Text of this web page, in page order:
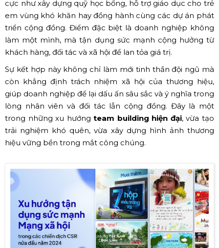
cực như xây dựng quỹ học bổng, hỗ trợ giáo dục cho trẻ
em vùng khó khăn hay đồng hành cùng các dự án phát
triển cộng đồng. Điểm đặc biệt là doanh nghiệp không
làm một mình, mà tận dụng sức mạnh cộng hưởng từ
khách hàng, đối tác và xã hội để lan tỏa giá trị.
Sự kết hợp này không chỉ làm mới tinh thần đội ngũ mà
còn khẳng định trách nhiệm xã hội của thương hiệu,
giúp doanh nghiệp để lại dấu ấn sâu sắc và ý nghĩa trong
lòng nhân viên và đối tác lẫn cộng đồng. Đây là một
trong những xu hướngteam building hiện đại, vừa tạo
trải nghiệm khó quên, vừa xây dựng hình ảnh thương
hiệu vững bền trong mắt công chúng.